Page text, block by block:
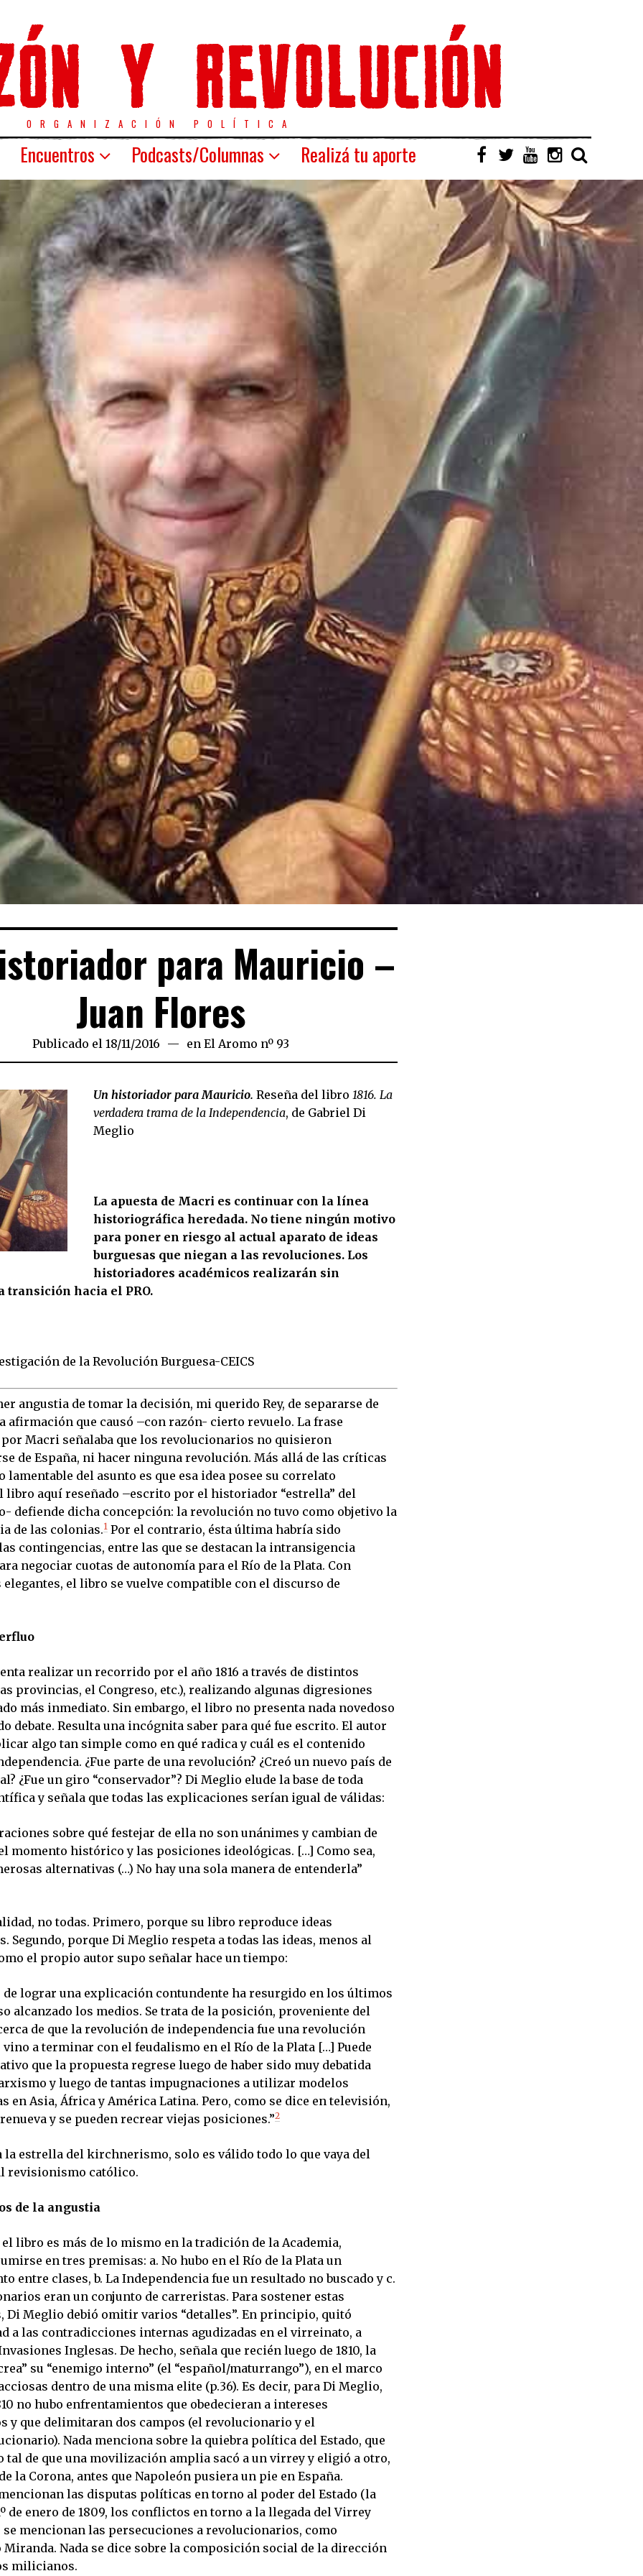
ORGANIZACIÓN POLÍTICA
Encuentros Podcasts/Columnas Realizá tu aporte
para Mauricio –
Juan Flores
Publicado el 18/11/2016 en El Aromo nº 93
Un historiador para Mauricio. Reseña del libro 1816. La
verdadera trama de la Independencia, de Gabriel Di
Meglio
La apuesta de Macri es continuar con la línea
historiográfica heredada. No tiene ningún motivo
para poner en riesgo al actual aparato de ideas
burguesas que niegan a las revoluciones. Los
historiadores académicos realizarán sin
transición hacia el PRO.
de la Revolución Burguesa-CEICS
angustia de tomar la decisión, mi querido Rey, de separarse de
afirmación que causó –con razón- cierto revuelo. La frase
Macri señalaba que los revolucionarios no quisieron
de España, ni hacer ninguna revolución. Más allá de las críticas
lamentable del asunto es que esa idea posee su correlato
libro aquí reseñado –escrito por el historiador “estrella” del
defiende dicha concepción: la revolución no tuvo como objetivo la
de las colonias.1 Por el contrario, ésta última habría sido
contingencias, entre las que se destacan la intransigencia
negociar cuotas de autonomía para el Río de la Plata. Con
elegantes, el libro se vuelve compatible con el discurso de
realizar un recorrido por el año 1816 a través de distintos
provincias, el Congreso, etc.), realizando algunas digresiones
más inmediato. Sin embargo, el libro no presenta nada novedoso
debate. Resulta una incógnita saber para qué fue escrito. El autor
algo tan simple como en qué radica y cuál es el contenido
¿Fue parte de una revolución? ¿Creó un nuevo país de
¿Fue un giro “conservador”? Di Meglio elude la base de toda
y señala que todas las explicaciones serían igual de válidas:
sobre qué festejar de ella no son unánimes y cambian de
momento histórico y las posiciones ideológicas. […] Como sea,
alternativas (…) No hay una sola manera de entenderla”
no todas. Primero, porque su libro reproduce ideas
Segundo, porque Di Meglio respeta a todas las ideas, menos al
el propio autor supo señalar hace un tiempo:
de lograr una explicación contundente ha resurgido en los últimos
alcanzado los medios. Se trata de la posición, proveniente del
de que la revolución de independencia fue una revolución
vino a terminar con el feudalismo en el Río de la Plata […] Puede
que la propuesta regrese luego de haber sido muy debatida
y luego de tantas impugnaciones a utilizar modelos
en Asia, África y América Latina. Pero, como se dice en televisión,
y se pueden recrear viejas posiciones.”2
la estrella del kirchnerismo, solo es válido todo lo que vaya del
revisionismo católico.
de la angustia
libro es más de lo mismo en la tradición de la Academia,
en tres premisas: a. No hubo en el Río de la Plata un
entre clases, b. La Independencia fue un resultado no buscado y c.
eran un conjunto de carreristas. Para sostener estas
Di Meglio debió omitir varios “detalles”. En principio, quitó
a las contradicciones internas agudizadas en el virreinato, a
Inglesas. De hecho, señala que recién luego de 1810, la
su “enemigo interno” (el “español/maturrango”), en el marco
dentro de una misma elite (p.36). Es decir, para Di Meglio,
no hubo enfrentamientos que obedecieran a intereses
y que delimitaran dos campos (el revolucionario y el
Nada menciona sobre la quiebra política del Estado, que
tal de que una movilización amplia sacó a un virrey y eligió a otro,
la Corona, antes que Napoleón pusiera un pie en España.
las disputas políticas en torno al poder del Estado (la
de enero de 1809, los conflictos en torno a la llegada del Virrey
se mencionan las persecuciones a revolucionarios, como
Miranda. Nada se dice sobre la composición social de la dirección
milicianos.